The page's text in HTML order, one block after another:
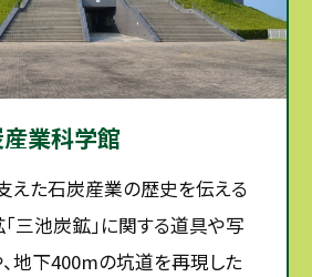
業科学館
えた石炭産業の歴史を伝える
三池炭鉱」に関する道具や写
地下400mの坑道を再現した